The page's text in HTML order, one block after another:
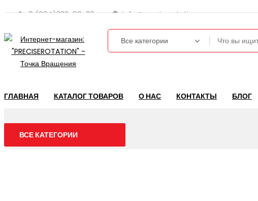
8 (964)332-99-36 info@preciserotation.ru
ВСЕ КАТЕГОРИИ
ГЛАВНАЯ КАТАЛОГ ТОВАРОВ О НАС КОНТАКТЫ БЛОГ